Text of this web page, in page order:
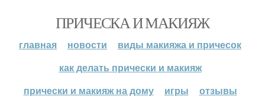
ПРИЧЕСКА И МАКИЯЖ
главная новости
виды макияжа и причесок
как делать прически и макияж
прически и макияж на дому
игры отзывы